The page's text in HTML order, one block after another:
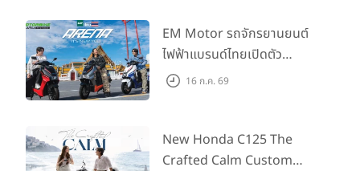
EM Motor รถจักรยานยนต์
ไฟฟ้าแบรนด์ไทยเปิดตัว
ARENA ที่มาในราคาพิเศษ
555 คันแรกรับฟรี Adapter
Type2 ฟรี
16 ก.ค. 69
New Honda C125 The
Crafted Calm Custom